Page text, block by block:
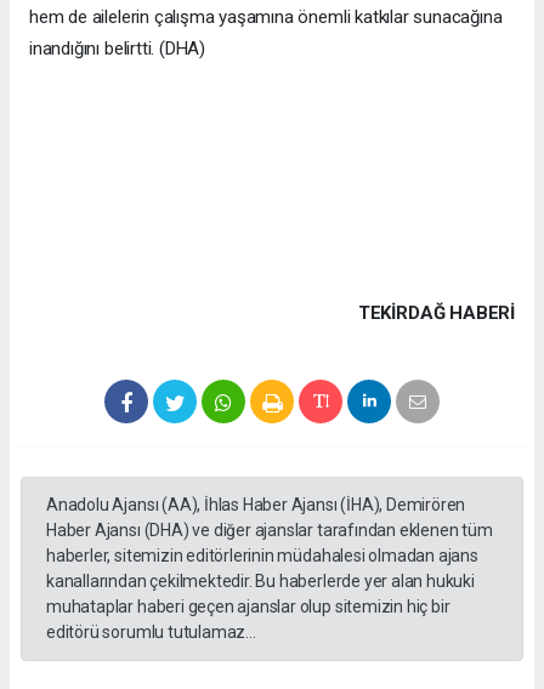
hem de ailelerin çalışma yaşamına önemli katkılar sunacağına
inandığını belirtti. (DHA)
TEKIRDAĞ HABERİ
Anadolu Ajansı (AA), İhlas Haber Ajansı (İHA), Demirören
Haber Ajansı (DHA) ve diğer ajanslar tarafından eklenen tüm
haberler, sitemizin editörlerinin müdahalesi olmadan ajans
kanallarından çekilmektedir. Bu haberlerde yer alan hukuki
muhataplar haberi geçen ajanslar olup sitemizin hiç bir
editörü sorumlu tutulamaz...